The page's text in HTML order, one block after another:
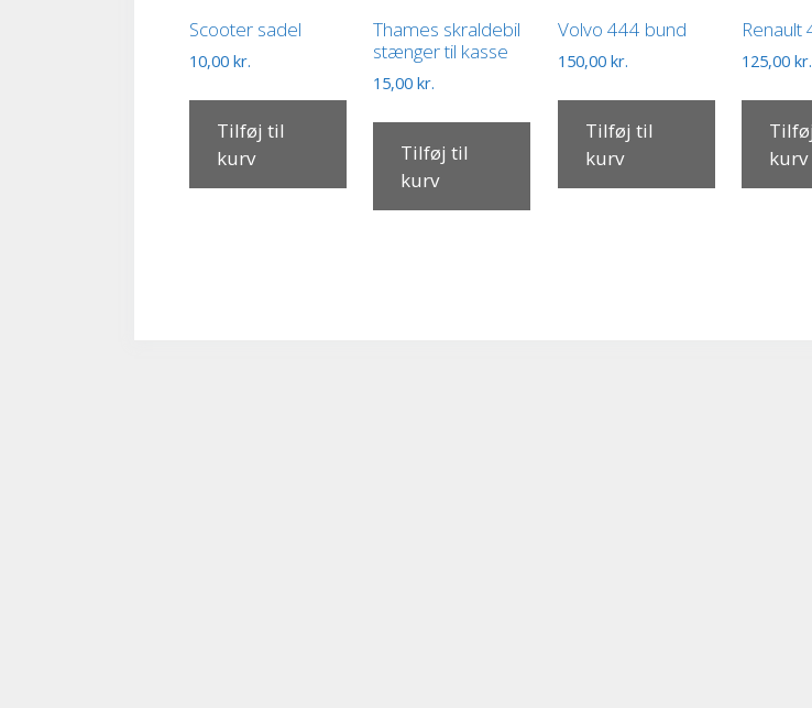
Scooter sadel
10,00 kr.
Tilføj til
kurv
Thames skraldebil
stænger til kasse
15,00kr.
Tilføj til
kurv
Volvo 444 bund
150,00 kr.
Tilføj til
kurv
Renault
125,00kr.
kurv